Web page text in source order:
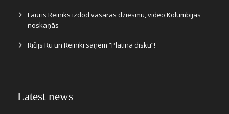
Lauris Reiniks izdod vasaras dziesmu, video Kolumbijas
noskaņās
Ričijs Rū un Reiniki saņem “Platīna disku”!
Latest news